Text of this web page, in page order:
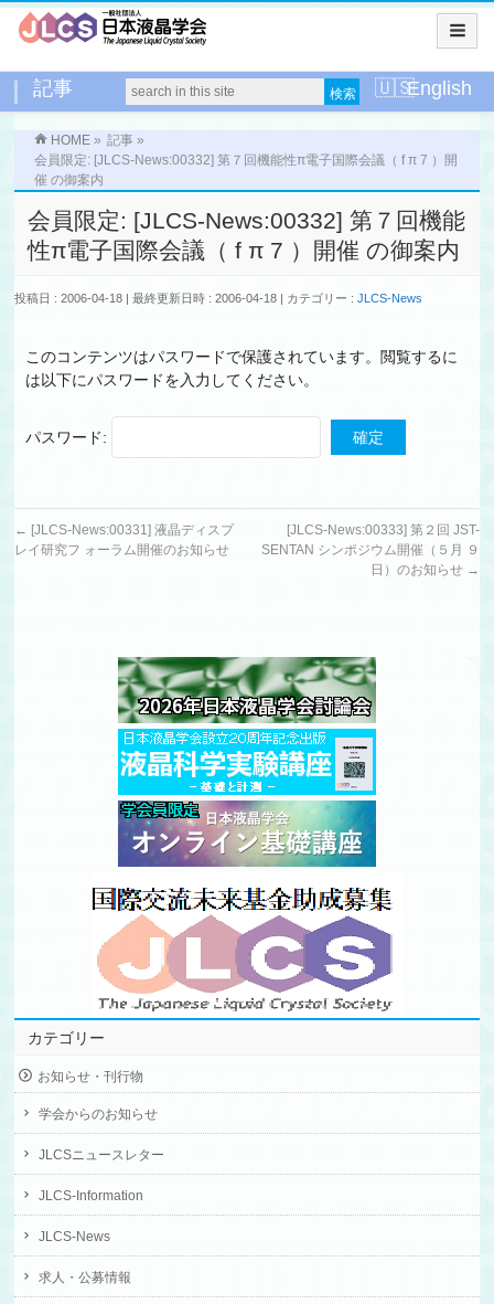
記事 English
HOME » 記事 »
会員限定: [JLCS-News:00332] 第７回機能性π電子国際会議（ f π 7 ）開
催 の御案内
会員限定: [JLCS-News:00332] 第７回機能
性π電子国際会議（ f π 7 ）開催 の御案内
投稿日 : 2006-04-18 最終更新日時 : 2006-04-18 カテゴリー :JLCS-News
このコンテンツはパスワードで保護されています。閲覧するに
は以下にパスワードを入力してください。
パスワード:
← [JLCS-News:00331] 液晶ディスプ
レイ研究フ ォーラム開催のお知らせ
[JLCS-News:00333] 第２回 JST-
SENTAN シンポジウム開催（５月 ９
日）のお知らせ →
カテゴリー
お知らせ・刊行物
学会からのお知らせ
JLCSニュースレター
JLCS-Information
JLCS-News
求人・公募情報